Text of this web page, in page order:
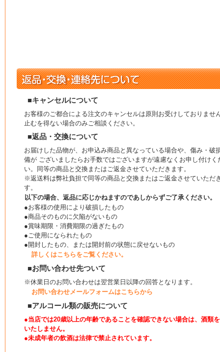
■キャンセルについて
お客様のご都合による注文のキャンセルは原則お受けしておりませ
止むを得ない場合のみご相談ください。
■返品・交換について
お届けした品物が、お申込み商品と異なっている場合や、傷み・破
備が ございましたらお手数ではございますが遠慮なくお申し付けく
い。同等の商品と交換またはご返金させていただきます。
※返送料は弊社負担で同等の商品と交換またはご返金させていただ
す。
以下の場合、返品に応じかねますのであしからずご了承ください。
●お客様の使用により破損したもの
●商品そのものに欠陥がないもの
●賞味期限・消費期限の過ぎたもの
●ご使用になられたもの
●開封したもの、または開封前の状態に戻せないもの
詳しくはこちらをご覧ください。
■お問い合わせ先ついて
※休業日のお問い合わせは翌営業日以降の回答となります。
お問い合わせメールフォームはこちらから
■アルコール類の販売について
●当店では20歳以上の年齢であることを確認できない場合は、酒類
いたしません。
●未成年者の飲酒は法律で禁止されています。